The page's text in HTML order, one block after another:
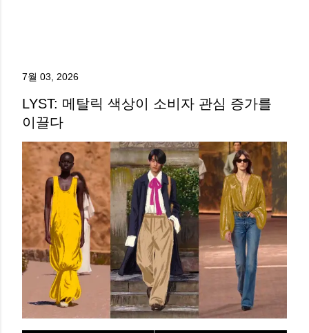
7월 03, 2026
LYST: 메탈릭 색상이 소비자 관심 증가를
이끌다